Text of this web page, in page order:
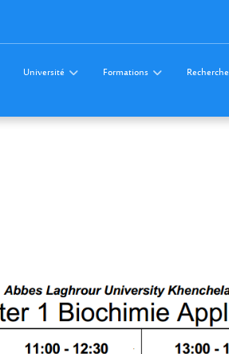
Université Formations Recherche